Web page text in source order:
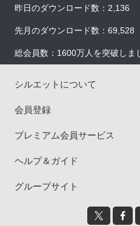
昨日のダウンロード数：2,136
先月のダウンロード数：69,528
総会員数：1600万人を突破しま
シルエットについて
会員登録
プレミアム会員サービス
ヘルプ＆ガイド
グループサイト